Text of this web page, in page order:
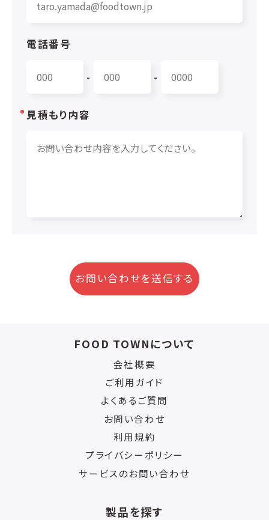
電話番号
- -
見積もり内容
お問い合わせを送信する
FOOD TOWNについて
会社概要
ご利用ガイド
よくあるご質問
お問い合わせ
利用規約
プライバシーポリシー
サービスのお問い合わせ
製品を探す